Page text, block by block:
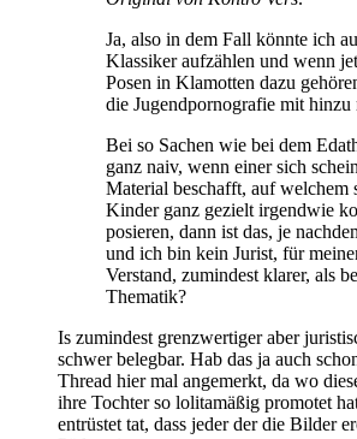
Ja, also in dem Fall könnte ich
Klassiker aufzählen und wenn
Posen in Klamotten dazu
die Jugendpornografie mit hinzu
Bei so Sachen wie bei dem
ganz naiv, wenn einer sich
Material beschafft, auf welchem
Kinder ganz gezielt irgendwie
posieren, dann ist das, je
und ich bin kein Jurist, für
Verstand, zumindest klarer, als
Thematik?
Is zumindest grenzwertiger aber
schwer belegbar. Hab das ja auch
Thread hier mal angemerkt, da wo
ihre Tochter so lolitamäßig promotet
entrüstet tat, dass jeder der die Bilder